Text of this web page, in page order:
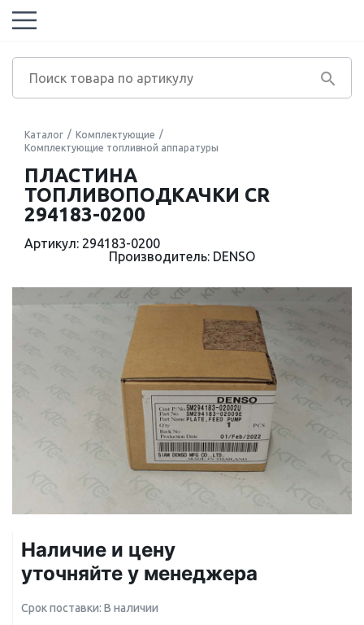
Каталог
Комплектующие
Комплектующие топливной аппаратуры
ПЛАСТИНА
ТОПЛИВОПОДКАЧКИ CR
294183-0200
Артикул: 294183-0200
Производитель: DENSO
Наличие и цену
уточняйте у менеджера
Срок поставки: В наличии